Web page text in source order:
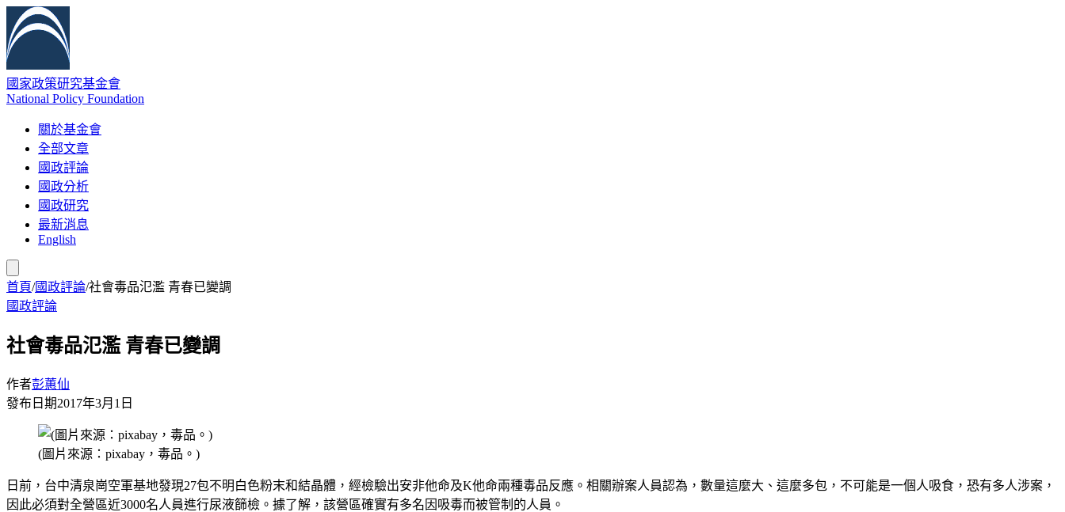
國家政策研究基金會
National Policy Foundation
關於基金會
全部文章
國政評論
國政分析
國政研究
最新消息
English
首頁/國政評論/社會毒品氾濫 青春已變調
國政評論
社會毒品氾濫 青春已變調
作者彭蕙仙
發布日期2017年3月1日
(圖片來源：pixabay，毒品。)
日前，台中清泉崗空軍基地發現27包不明白色粉末和結晶體，經檢驗出安非他命及K他命兩種毒品反應。相關辦案人員認為，數量這麼大、這麼多包，不可能是一個人吸食，恐有多人涉案，
因此必須對全營區近3000名人員進行尿液篩檢。據了解，該營區確實有多名因吸毒而被管制的人員。